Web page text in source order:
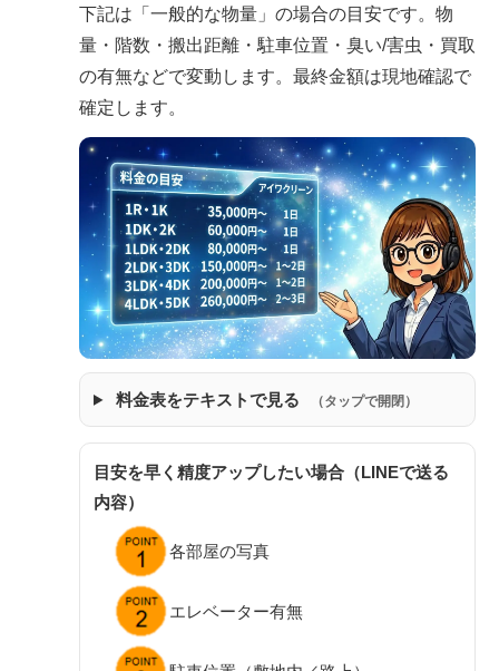
下記は「一般的な物量」の場合の目安です。物
量・階数・搬出距離・駐車位置・臭い/害虫・買取
の有無などで変動します。最終金額は現地確認で
確定します。
料金表をテキストで見る （タップで開閉）
目安を早く精度アップしたい場合（LINEで送る
内容）
各部屋の写真
エレベーター有無